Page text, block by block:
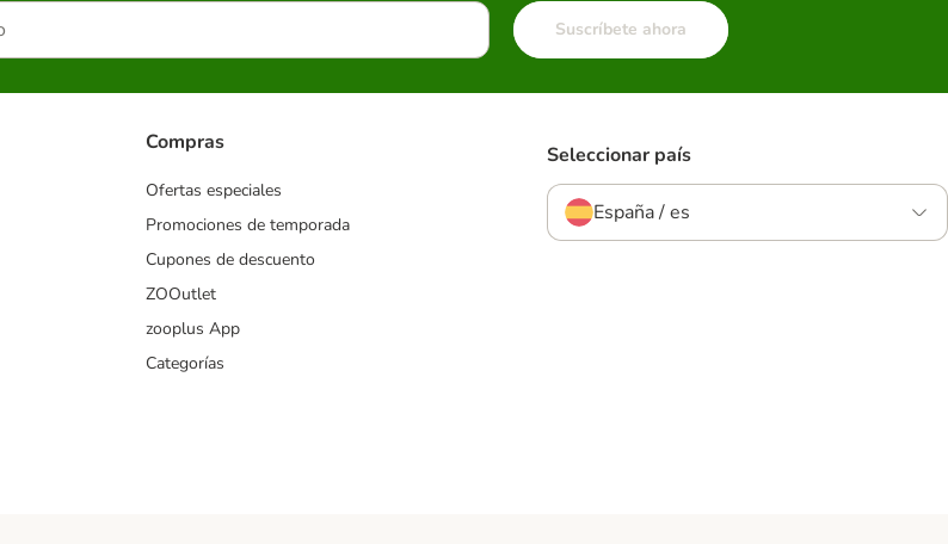
Suscríbete ahora
Compras
Ofertas especiales
Promociones de temporada
Cupones de descuento
ZOOutlet
zooplus App
Categorías
Seleccionar país
España / es